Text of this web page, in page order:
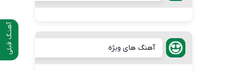
آهنـگ قبلی آهنگ های ویژه